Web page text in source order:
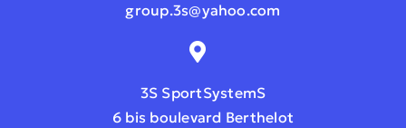
group.3s@yahoo.com
3S SportSystemS
6 bis boulevard Berthelot